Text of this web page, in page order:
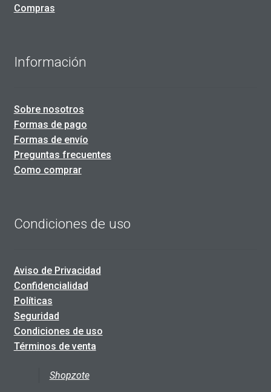
Compras
Información
Sobre nosotros
Formas de pago
Formas de envío
Preguntas frecuentes
Como comprar
Condiciones de uso
Aviso de Privacidad
Confidencialidad
Políticas
Seguridad
Condiciones de uso
Términos de venta
Shopzote